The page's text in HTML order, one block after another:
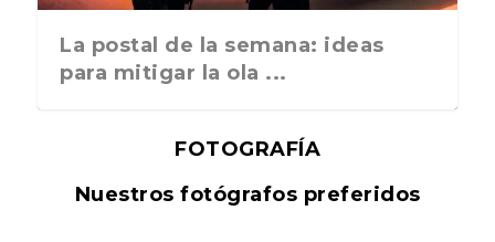
La postal de la semana: ideas
para mitigar la ola ...
FOTOGRAFÍA
Nuestros fotógrafos preferidos